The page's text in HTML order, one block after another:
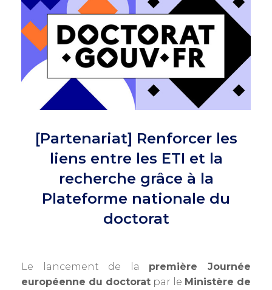
[Partenariat] Renforcer les
liens entre les ETI et la
recherche grâce à la
Plateforme nationale du
doctorat
Le lancement de la première Journée
européenne du doctorat par le Ministère de